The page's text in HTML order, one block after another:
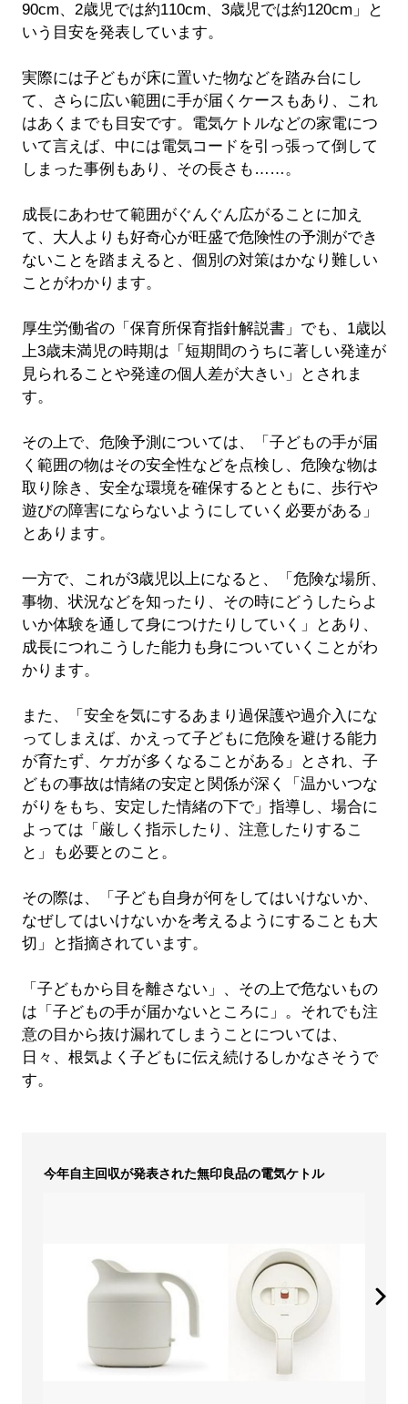
90cm、2歳児では約110cm、3歳児では約120cm」と
いう目安を発表しています。
実際には子どもが床に置いた物などを踏み台にし
て、さらに広い範囲に手が届くケースもあり、これ
はあくまでも目安です。電気ケトルなどの家電につ
いて言えば、中には電気コードを引っ張って倒して
しまった事例もあり、その長さも……。
成長にあわせて範囲がぐんぐん広がることに加え
て、大人よりも好奇心が旺盛で危険性の予測ができ
ないことを踏まえると、個別の対策はかなり難しい
ことがわかります。
厚生労働省の「保育所保育指針解説書」でも、1歳以
上3歳未満児の時期は「短期間のうちに著しい発達が
見られることや発達の個人差が大きい」とされま
す。
その上で、危険予測については、「子どもの手が届
く範囲の物はその安全性などを点検し、危険な物は
取り除き、安全な環境を確保するとともに、歩行や
遊びの障害にならないようにしていく必要がある」
とあります。
一方で、これが3歳児以上になると、「危険な場所、
事物、状況などを知ったり、その時にどうしたらよ
いか体験を通して身につけたりしていく」とあり、
成長につれこうした能力も身についていくことがわ
かります。
また、「安全を気にするあまり過保護や過介入にな
ってしまえば、かえって子どもに危険を避ける能力
が育たず、ケガが多くなることがある」とされ、子
どもの事故は情緒の安定と関係が深く「温かいつな
がりをもち、安定した情緒の下で」指導し、場合に
よっては「厳しく指示したり、注意したりするこ
と」も必要とのこと。
その際は、「子ども自身が何をしてはいけないか、
なぜしてはいけないかを考えるようにすることも大
切」と指摘されています。
「子どもから目を離さない」、その上で危ないもの
は「子どもの手が届かないところに」。それでも注
意の目から抜け漏れてしまうことについては、
日々、根気よく子どもに伝え続けるしかなさそうで
す。
今年自主回収が発表された無印良品の電気ケトル